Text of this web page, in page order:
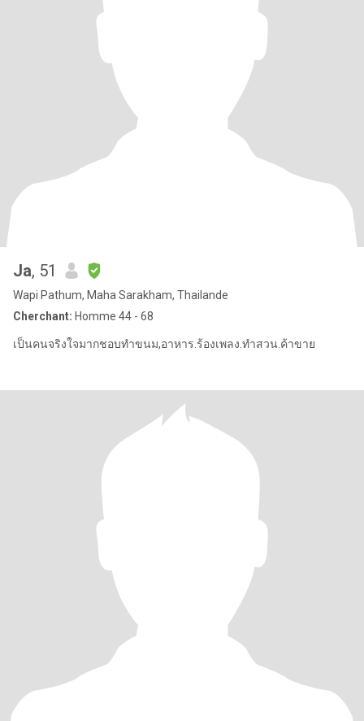
Ja, 51
Wapi Pathum, Maha Sarakham, Thailande
Cherchant: Homme 44 - 68
เป็นคนจริงใจมากชอบทำขนม,อาหาร.ร้องเพลง.ทำสวน.ค้าขาย